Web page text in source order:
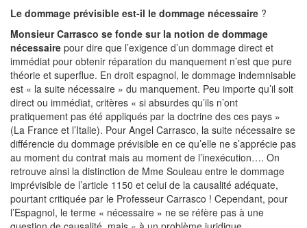
Le dommage prévisible est-il le dommage nécessaire ?
Monsieur Carrasco se fonde sur la notion de dommage
nécessaire pour dire que l’exigence d’un dommage direct et
immédiat pour obtenir réparation du manquement n’est que pure
théorie et superflue. En droit espagnol, le dommage indemnisable
est « la suite nécessaire » du manquement. Peu importe qu’il soit
direct ou immédiat, critères « si absurdes qu’ils n’ont
pratiquement pas été appliqués par la doctrine des ces pays »
(La France et l’Italie). Pour Angel Carrasco, la suite nécessaire se
différencie du dommage prévisible en ce qu’elle ne s’apprécie pas
au moment du contrat mais au moment de l’inexécution…. On
retrouve ainsi la distinction de Mme Souleau entre le dommage
imprévisible de l’article 1150 et celui de la causalité adéquate,
pourtant critiquée par le Professeur Carrasco ! Cependant, pour
l’Espagnol, le terme « nécessaire » ne se réfère pas à une